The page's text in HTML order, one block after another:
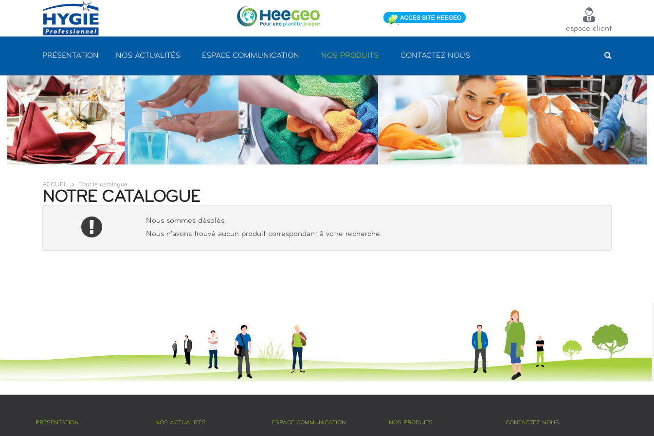
espace client
PRÉSENTATION NOS ACTUALITÉS ESPACE COMMUNICATION NOS PRODUITS CONTACTEZ NOUS
ACCUEIL Tout le catalogue
NOTRE CATALOGUE
Nous sommes désolés,
Nous n'avons trouvé aucun produit correspondant à votre recherche.
PRÉSENTATION NOS ACTUALITÉS ESPACE COMMUNICATION NOS PRODUITS CONTACTEZ NOUS
Panneau de gestion des cookies